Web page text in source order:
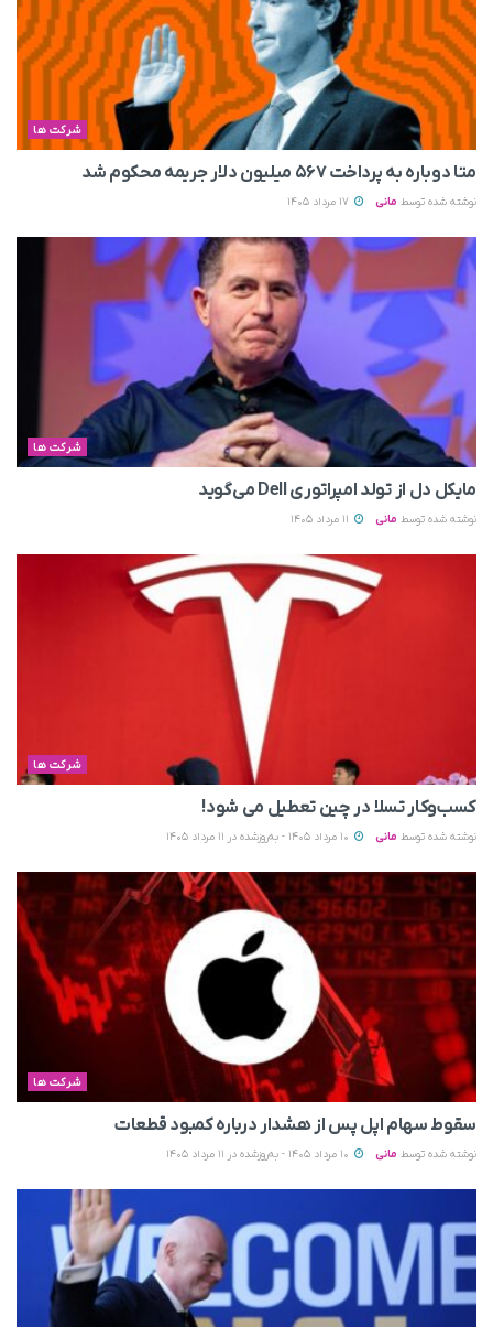
شرکت ها
متا دوباره به پرداخت ۵۶۷ میلیون دلار جریمه محکوم شد
نوشته شده توسط مانی
شرکت ها
مایکل دل از تولد امپراتوری Dell می‌گوید
نوشته شده توسط مانی
شرکت ها
کسب‌وکار تسلا در چین تعطیل می‌ شود!
نوشته شده توسط مانی
شرکت ها
سقوط سهام اپل پس از هشدار درباره کمبود قطعات
نوشته شده توسط مانی